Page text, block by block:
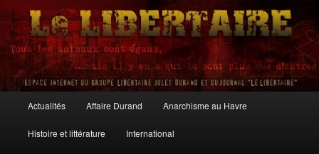
Aller
contenu
principal
Aller
contenu
secondaire
Le Libertaire
principal
Actualités Affaire Durand Anarchisme au Havre
Histoire et littérature International